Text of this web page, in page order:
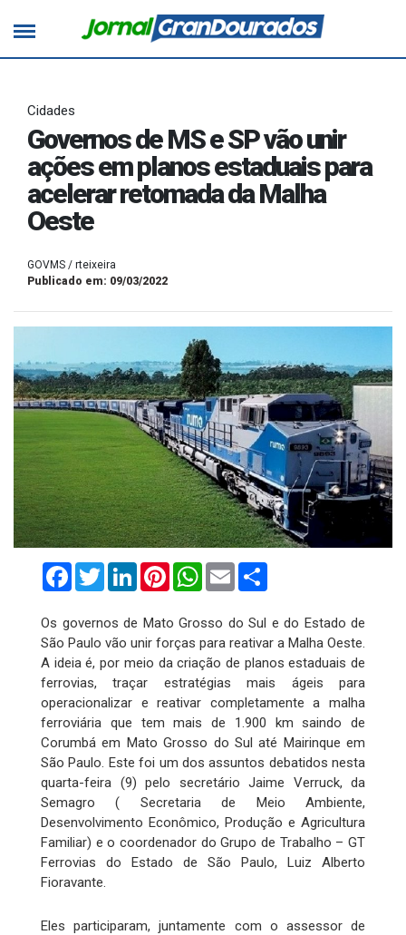
Cidades
Governos de MS e SP vão unir
ações em planos estaduais para
acelerar retomada da Malha
Oeste
GOVMS / rteixeira
Publicado em: 09/03/2022
FacebookTwitterLinkedInPinterestWhatsApp
Email
Os governos de Mato Grosso do Sul e do Estado de
São Paulo vão unir forças para reativar a Malha Oeste.
A ideia é, por meio da criação de planos estaduais de
ferrovias, traçar estratégias mais ágeis para
operacionalizar e reativar completamente a malha
ferroviária que tem mais de 1.900 km saindo de
Corumbá em Mato Grosso do Sul até Mairinque em
São Paulo. Este foi um dos assuntos debatidos nesta
quarta-feira (9) pelo secretário Jaime Verruck, da
Semagro ( Secretaria de Meio Ambiente,
Desenvolvimento Econômico, Produção e Agricultura
Familiar) e o coordenador do Grupo de Trabalho – GT
Ferrovias do Estado de São Paulo, Luiz Alberto
Fioravante.
Eles participaram, juntamente com o assessor de